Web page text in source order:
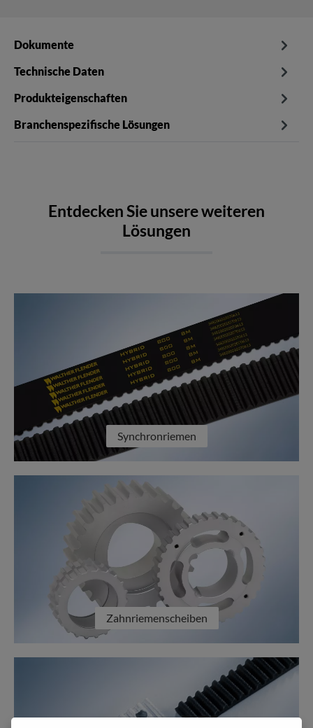
Dokumente
Technische Daten
Produkteigenschaften
Branchenspezifische Lösungen
Entdecken Sie unsere weiteren
Lösungen
Synchronriemen
Zahnriemenscheiben